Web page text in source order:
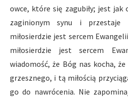
owce, które się zagubiły; jest
zaginionym synu i przestaje
miłosierdzie jest sercem
miłosierdzie jest sercem
wiadomość, że Bóg nas kocha, że
grzesznego, i tą miłością
go do nawrócenia. Nie